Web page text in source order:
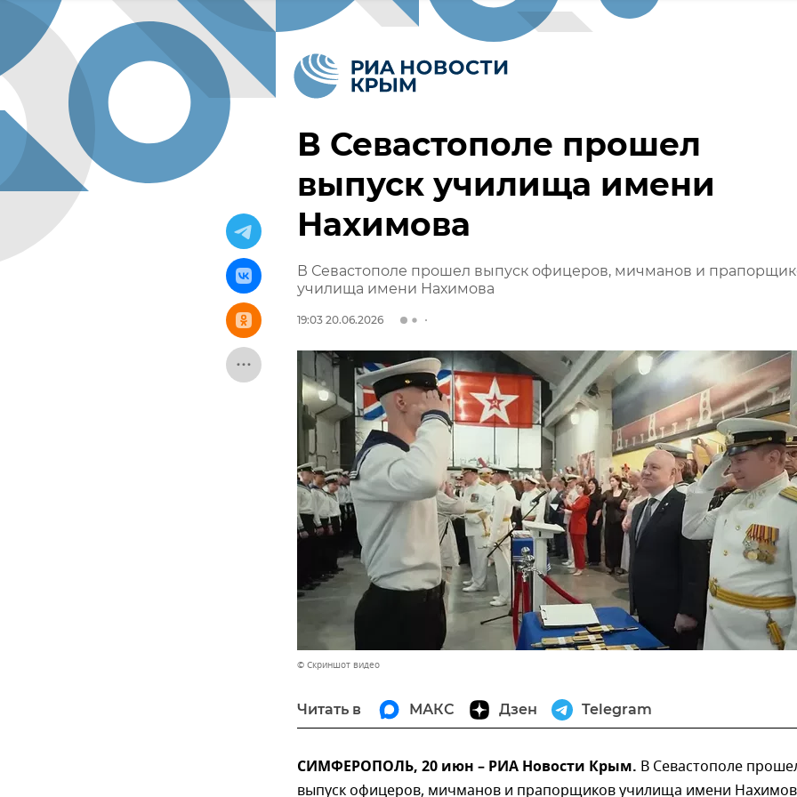
В Севастополе прошел
выпуск училища имени
Нахимова
В Севастополе прошел выпуск офицеров, мичманов и
училища имени Нахимова
19:03 20.06.2026
© Скриншот видео
Читать в МАКС Дзен Telegram
СИМФЕРОПОЛЬ, 20 июн – РИА Новости Крым. В Севастополе
выпуск офицеров, мичманов и прапорщиков училища имени